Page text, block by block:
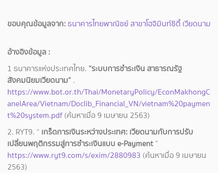
ขอบคุณข้อมูลจาก:ธนาคารไทยพาณิชย์ สาขาโฮจิมินท์ซิตี้ เวียดนาม
อ้างอิงข้อมูล :
1 ธนาคารแห่งประเทศไทย. “ระบบการชําระเงิน สาธารณรัฐ
สังคมนิยมเวียดนาม” .
https://www.bot.or.th/Thai/MonetaryPolicy/EconMakhongC
anelArea/Vietnam/Doclib_Financial_VN/vietnam%20paymen
t%20system.pdf(ค้นหาเมื่อ 9 เมษายน 2563)
2. RYT9. “ เกร็ดการเงินระหว่างประเทศ: เวียดนามกับการปรับ
เปลี่ยนพฤติกรรมสู่การชำระเงินแบบ e-Payment ”
https://www.ryt9.com/s/exim/2880983 (ค้นหาเมื่อ 9 เมษายน
2563)